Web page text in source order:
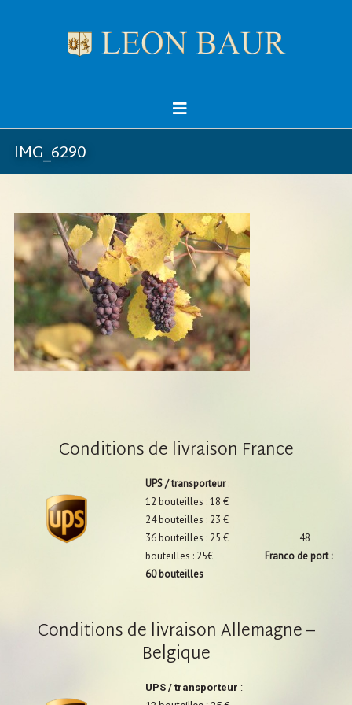
IMG_6290
Conditions de livraison France
UPS / transporteur:
12 bouteilles : 18 €
24 bouteilles : 23 €
36 bouteilles : 25 € 48
bouteilles : 25€
Franco de port :
60 bouteilles
Conditions de livraison Allemagne –
Belgique
UPS / transporteur :